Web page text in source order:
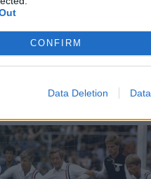
CONFIRM
Data Deletion